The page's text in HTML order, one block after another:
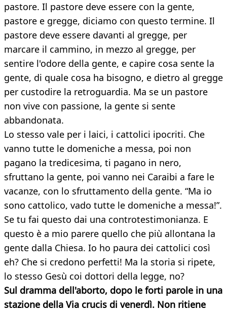
pastore. Il pastore deve essere con la gente,
pastore e gregge, diciamo con questo termine. Il
pastore deve essere davanti al gregge, per
marcare il cammino, in mezzo al gregge, per
sentire l'odore della gente, e capire cosa sente la
gente, di quale cosa ha bisogno, e dietro al gregge
per custodire la retroguardia. Ma se un pastore
non vive con passione, la gente si sente
abbandonata.
Lo stesso vale per i laici, i cattolici ipocriti. Che
vanno tutte le domeniche a messa, poi non
pagano la tredicesima, ti pagano in nero,
sfruttano la gente, poi vanno nei Caraibi a fare le
vacanze, con lo sfruttamento della gente. “Ma io
sono cattolico, vado tutte le domeniche a messa!”.
Se tu fai questo dai una controtestimonianza. E
questo è a mio parere quello che più allontana la
gente dalla Chiesa. Io ho paura dei cattolici così
eh? Che si credono perfetti! Ma la storia si ripete,
lo stesso Gesù coi dottori della legge, no?
Sul dramma dell'aborto, dopo le forti parole in una
stazione della Via crucis di venerdì. Non ritiene